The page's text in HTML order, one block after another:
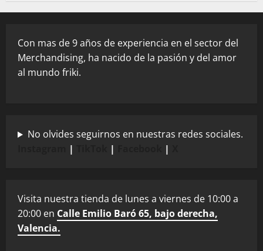
Con mas de 9 años de experiencia en el sector del
Merchandising, ha nacido de la pasión y del amor
al mundo friki.
No olvides seguirnos en nuestras redes sociales.
| | |
Visita nuestra tienda de lunes a viernes de 10:00 a
20:00 en Calle Emilio Baró 65, bajo derecha,
Valencia.